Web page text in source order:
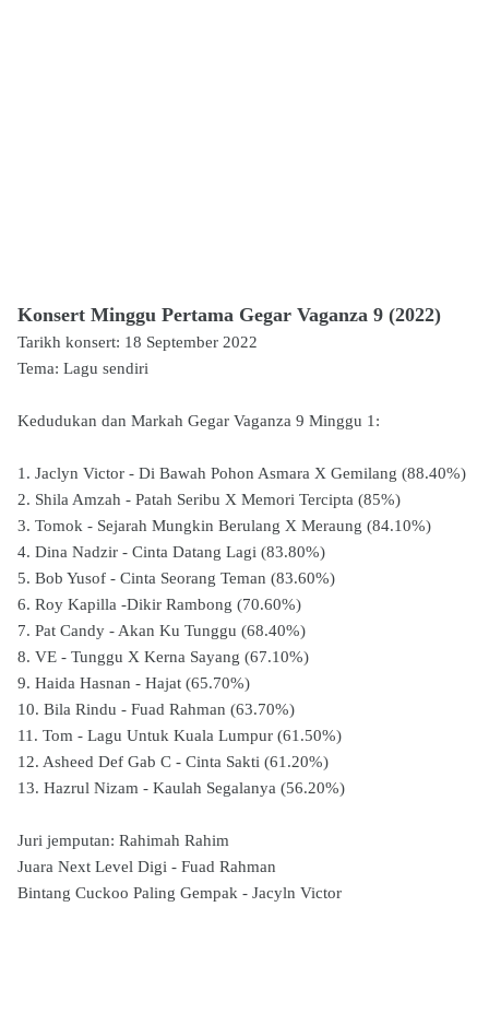
Konsert Minggu Pertama Gegar Vaganza 9 (2022)
Tarikh konsert: 18 September 2022
Tema: Lagu sendiri
Kedudukan dan Markah Gegar Vaganza 9 Minggu 1:
1. Jaclyn Victor - Di Bawah Pohon Asmara X Gemilang (88.40%)
2. Shila Amzah - Patah Seribu X Memori Tercipta (85%)
3. Tomok - Sejarah Mungkin Berulang X Meraung (84.10%)
4. Dina Nadzir - Cinta Datang Lagi (83.80%)
5. Bob Yusof - Cinta Seorang Teman (83.60%)
6. Roy Kapilla -Dikir Rambong (70.60%)
7. Pat Candy - Akan Ku Tunggu (68.40%)
8. VE - Tunggu X Kerna Sayang (67.10%)
9. Haida Hasnan - Hajat (65.70%)
10. Bila Rindu - Fuad Rahman (63.70%)
11. Tom - Lagu Untuk Kuala Lumpur (61.50%)
12. Asheed Def Gab C - Cinta Sakti (61.20%)
13. Hazrul Nizam - Kaulah Segalanya (56.20%)
Juri jemputan: Rahimah Rahim
Juara Next Level Digi - Fuad Rahman
Bintang Cuckoo Paling Gempak - Jacyln Victor